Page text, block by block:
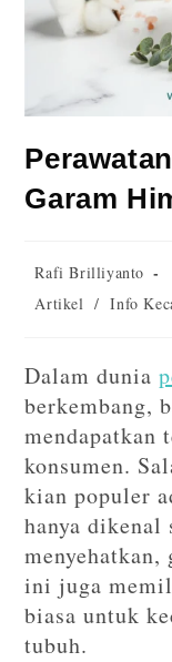
Garam
Rafi Brilliyanto
Artikel / Info
Dalam dunia
berkembang,
mendapatkan
konsumen.
kian populer
hanya dikenal
menyehatkan,
ini juga
biasa untuk
tubuh.